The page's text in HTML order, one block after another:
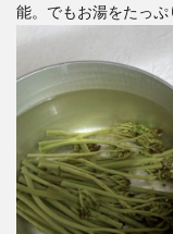
能。でもお湯をたっぷ